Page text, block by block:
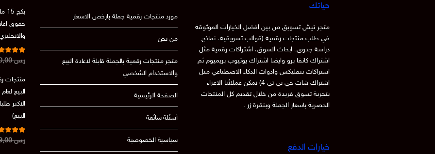
حياتك
متجر تيش تسويق من بين افضل الخيارات الموثوقة
في طلب منتجات رقمية (قوالب تسويقية، نماذج
دراسة جدوى، ابحاث السوق، اشتراكات رقمية مثل
اشتراك كانفا برو وايضا اشتراك يوتيوب بريميوم ثم
اشتراكات نتفليكس وادوات الذكاء الاصطناعي مثل
اشتراك شات جي بي تي 4) نمكن عملائنا الاعزاء
بتجربة تسوق فريدة من خلال تقديم كل المنتجات
الحصرية باسعار الجملة وبنقرة زر .
خيارات الدفع
مورد منتجات رقمية جملة بارخص الاسعار
من نحن
متجر منتجات رقمية بالجملة قابلة لاعادة البيع
والاستخدام الشخصي
الصفحة الرئيسية
أسئلة شائعة
سياسية الخصوصية
حقوق
تم
من 5ر.س250,00
منتجات
الاكثر
البيع)
تم
من 5ر.س199,00